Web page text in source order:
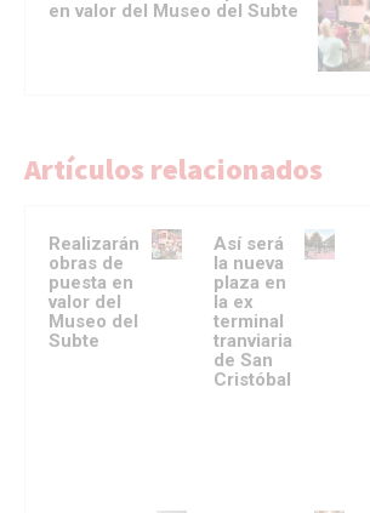
en valor del Museo del Subte
Artículos relacionados
Realizarán
obras de
puesta en
valor del
Museo del
Subte
Así será
la nueva
plaza en
la ex
terminal
tranviaria
de San
Cristóbal